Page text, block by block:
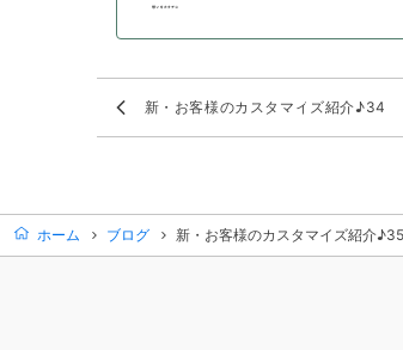
新・お客様のカスタマイズ紹介♪34
ホーム ブログ 新・お客様のカスタマイズ紹介♪35